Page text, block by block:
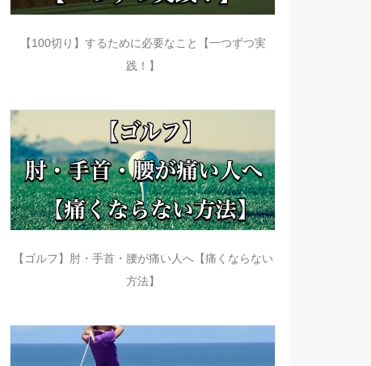
【100切り】するために必要なこと【一つずつ実
践！】
【ゴルフ】肘・手首・腰が痛い人へ【痛くならない
方法】